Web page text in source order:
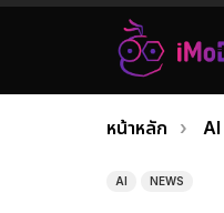
เรื่อง
ล่าสุด
คุณอยู่ที่นี่:
หน้าหลัก AI
AI NEWS